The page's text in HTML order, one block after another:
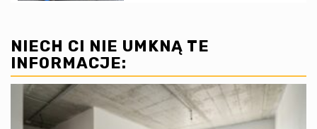
NIECH CI NIE UMKNĄ TE
INFORMACJE: